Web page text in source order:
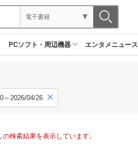
電子書籍
PCソフト・周辺機器 エンタメニュース
～2026/04/26
検索結果を表示しています。